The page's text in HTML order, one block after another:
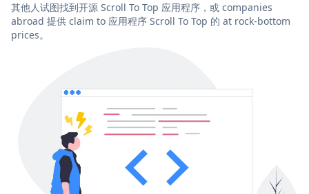
其他人试图找到开源 Scroll To Top 应用程序，或 companies
abroad 提供 claim to 应用程序 Scroll To Top 的 at rock-bottom
prices。